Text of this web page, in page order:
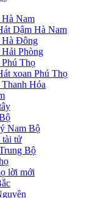
Hà Nam
Dậm Hà Nam
Hà Đông
Hải Phòng
Thọ
xoan Phú Thọ
Hóa
Nam Bộ
tài tử
Bộ
lời mới